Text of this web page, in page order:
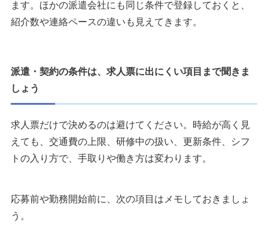
ます。ほかの派遣会社にも同じ条件で登録しておくと、
紹介数や連絡ペースの違いも見えてきます。
派遣・契約の条件は、求人票に出にくい項目まで聞きま
しょう
求人票だけで決めるのは避けてください。時給が高く見
えても、交通費の上限、研修中の扱い、更新条件、シフ
トの入り方で、手取りや働き方は変わります。
応募前や勤務開始前に、次の項目はメモしておきましょ
う。